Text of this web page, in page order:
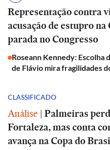
Representação contra
acusação de estupro na
parada no Congresso
Roseann Kennedy: Escolha
de Flávio mira fragilidades
CLASSIFICADO
Análise | Palmeiras
Fortaleza, mas conta
avança na Copa do